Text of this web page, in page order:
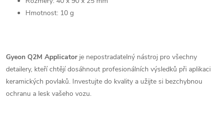
Hmotnost: 10 g
Gyeon Q2M Applicatorje nepostradatelný nástroj pro všechny
detailery, kteří chtějí dosáhnout profesionálních výsledků při aplikaci
keramických povlaků. Investujte do kvality a užijte si bezchybnou
ochranu a lesk vašeho vozu.